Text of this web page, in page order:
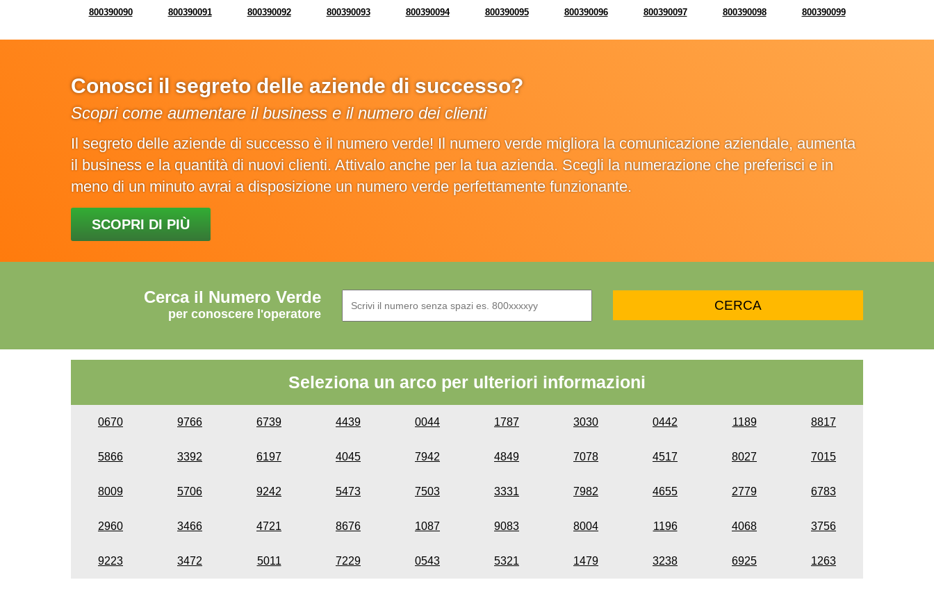
800390090 800390091 800390092 800390093 800390094 800390095 800390096 800390097 800390098 800390099
Conosci il segreto delle aziende di successo?
Scopri come aumentare il business e il numero dei clienti
Il segreto delle aziende di successo è il numero verde! Il numero verde migliora la comunicazione aziendale, aumenta
il business e la quantità di nuovi clienti. Attivalo anche per la tua azienda. Scegli la numerazione che preferisci e in
meno di un minuto avrai a disposizione un numero verde perfettamente funzionante.
SCOPRI DI PIÙ
Cerca il Numero Verde
per conoscere l'operatore
Seleziona un arco per ulteriori informazioni
0670 9766 6739 4439 0044 1787 3030 0442 1189 8817
5866 3392 6197 4045 7942 4849 7078 4517 8027 7015
8009 5706 9242 5473 7503 3331 7982 4655 2779 6783
2960 3466 4721 8676 1087 9083 8004 1196 4068 3756
9223 3472 5011 7229 0543 5321 1479 3238 6925 1263